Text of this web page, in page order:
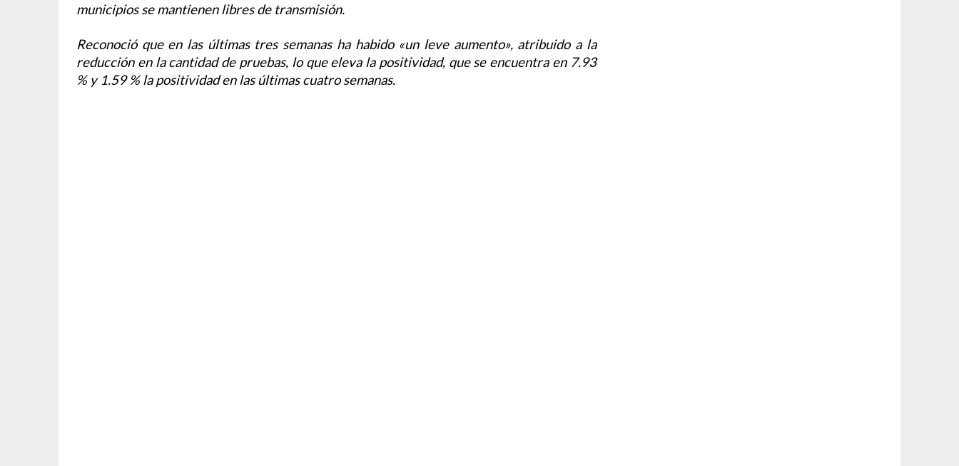
municipios se mantienen libres de transmisión.
Reconoció que en las últimas tres semanas ha habido «un leve aumento», atribuido a la
reducción en la cantidad de pruebas, lo que eleva la positividad, que se encuentra en 7.93
% y 1.59 % la positividad en las últimas cuatro semanas.